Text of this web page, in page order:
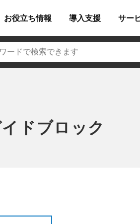
お役立ち情報 導入支援 サー
ドブロック